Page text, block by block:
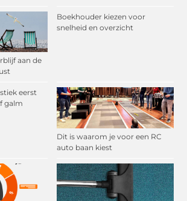
aan de
Boekhouder kiezen voor
snelheid en overzicht
eerst
galm
Dit is waarom je voor een RC
auto baan kiest